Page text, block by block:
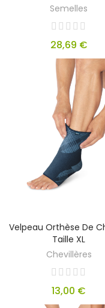
Semelles
28,69 €
Velpeau Orthèse De
Taille XL
Chevillères
13,00 €